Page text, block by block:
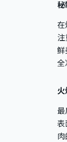
最